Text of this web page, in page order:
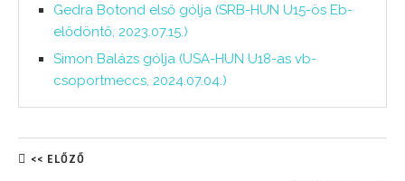
Gedra Botond első gólja (SRB-HUN U15-ös Eb-
elődöntő, 2023.07.15.)
Simon Balázs gólja (USA-HUN U18-as vb-
csoportmeccs, 2024.07.04.)
<< ELŐZŐ